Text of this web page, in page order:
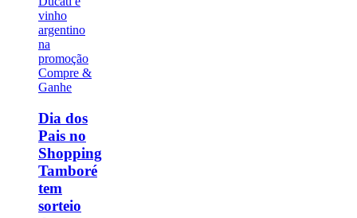
Dia dos
Pais no
Shopping
Tamboré
tem
sorteio